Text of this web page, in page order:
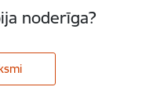
noderīga?